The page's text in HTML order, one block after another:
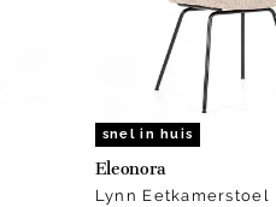
snel in huis
Eleonora
Lynn Eetkamerstoel